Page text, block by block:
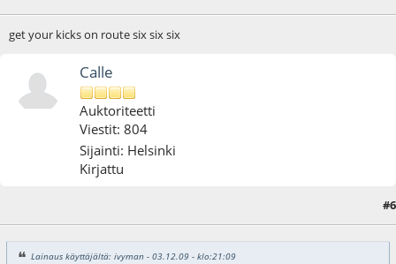
get your kicks on route six six six
Calle
Auktoriteetti
Viestit: 804
Sijainti: Helsinki
Kirjattu
#6
Lainaus käyttäjältä: ivyman - 03.12.09 - klo:21:09